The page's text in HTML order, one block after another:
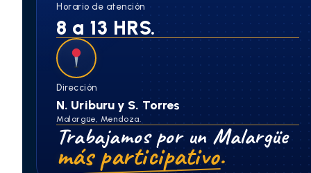
Horario de atención
8 a 13 HRS.
Dirección
N. Uriburu y S. Torres
Malargüe, Mendoza.
Trabajamos por un Malargüe
más participativo.